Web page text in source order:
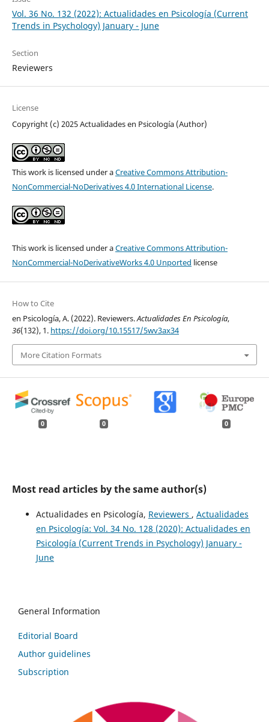
Vol. 36 No. 132 (2022): Actualidades en Psicología (Current
Trends in Psychology) January - June
Section
Reviewers
License
Copyright (c) 2025 Actualidades en Psicología (Author)
This work is licensed under aCreative Commons Attribution-
NonCommercial-NoDerivatives 4.0 International License.
This work is licensed under aCreative Commons Attribution-
NonCommercial-NoDerivativeWorks 4.0 Unported license
How to Cite
en Psicología, A. (2022). Reviewers.Actualidades En Psicología,
36(132), 1. https://doi.org/10.15517/5wv3ax34
More Citation Formats
0 0 0
Most read articles by the same author(s)
Actualidades en Psicología, Reviewers , Actualidades
en Psicología: Vol. 34 No. 128 (2020): Actualidades en
Psicología (Current Trends in Psychology) January -
June
General Information
Editorial Board
Author guidelines
Subscription